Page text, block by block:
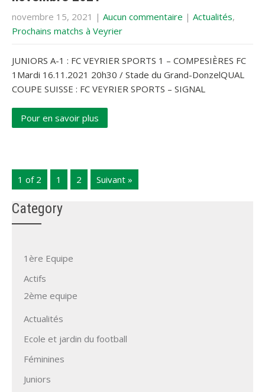
novembre 15, 2021 | Aucun commentaire | Actualités,
Prochains matchs à Veyrier
JUNIORS A-1 : FC VEYRIER SPORTS 1 – COMPESIÈRES FC
1Mardi 16.11.2021 20h30 / Stade du Grand-DonzelQUAL
COUPE SUISSE : FC VEYRIER SPORTS – SIGNAL
Pour en savoir plus
1 of 2 1 2 Suivant »
Category
1ère Equipe
Actifs
2ème equipe
Actualités
Ecole et jardin du football
Féminines
Juniors